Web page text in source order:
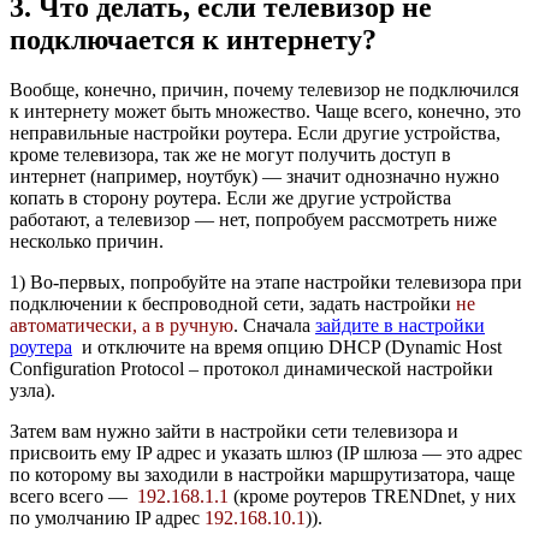
3. Что делать, если телевизор не
подключается к интернету?
Вообще, конечно, причин, почему телевизор не подключился
к интернету может быть множество. Чаще всего, конечно, это
неправильные настройки роутера. Если другие устройства,
кроме телевизора, так же не могут получить доступ в
интернет (например, ноутбук) — значит однозначно нужно
копать в сторону роутера. Если же другие устройства
работают, а телевизор — нет, попробуем рассмотреть ниже
несколько причин.
1) Во-первых, попробуйте на этапе настройки телевизора при
подключении к беспроводной сети, задать настройки не
автоматически, а в ручную. Сначала зайдите в настройки
роутера и отключите на время опцию DHCP (Dynamiс Host
Configuration Protocol – протокол динамической настройки
узла).
Затем вам нужно зайти в настройки сети телевизора и
присвоить ему IP адрес и указать шлюз (IP шлюза — это адрес
по которому вы заходили в настройки маршрутизатора, чаще
всего всего — 192.168.1.1 (кроме роутеров TRENDnet, у них
по умолчанию IP адрес 192.168.10.1)).